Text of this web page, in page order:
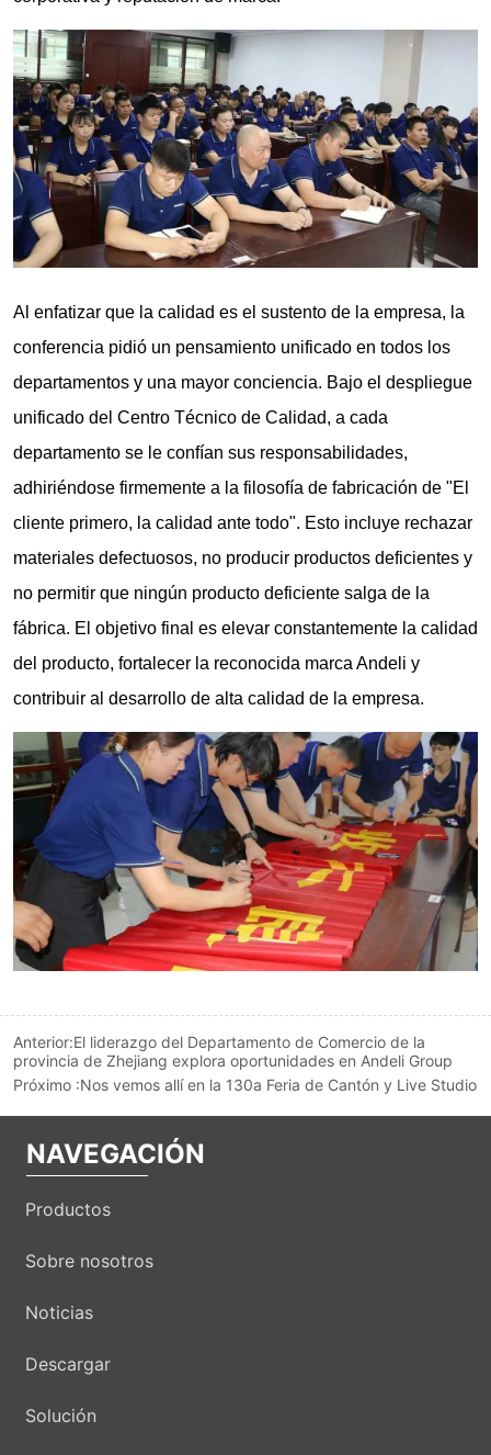
Anterior:El liderazgo del Departamento de Comercio de la
provincia de Zhejiang explora oportunidades en Andeli Group
Próximo :Nos vemos allí en la 130a Feria de Cantón y Live Studio
NAVEGACIÓN
Productos
Sobre nosotros
Noticias
Descargar
Solución